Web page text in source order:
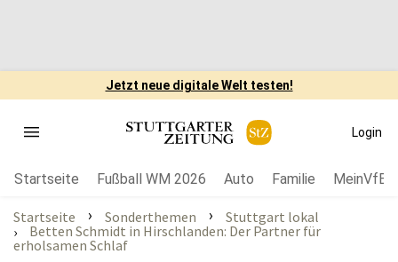
Jetzt neue digitale Welt testen!
Login
Startseite Fußball WM 2026 Auto Familie MeinVfB
Startseite › Sonderthemen ›
Stuttgart lokal
›
Betten Schmidt in Hirschlanden: Der Partner für
erholsamen Schlaf